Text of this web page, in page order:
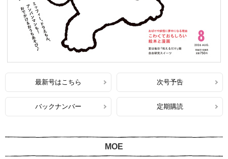
最新号はこちら 次号予告
バックナンバー 定期購読
MOE